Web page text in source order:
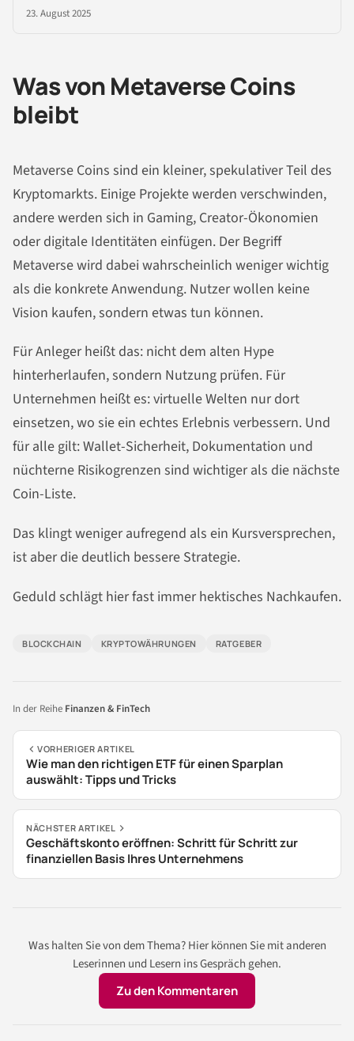
23. August 2025
Was von Metaverse Coins
bleibt
Metaverse Coins sind ein kleiner, spekulativer Teil des
Kryptomarkts. Einige Projekte werden verschwinden,
andere werden sich in Gaming, Creator-Ökonomien
oder digitale Identitäten einfügen. Der Begriff
Metaverse wird dabei wahrscheinlich weniger wichtig
als die konkrete Anwendung. Nutzer wollen keine
Vision kaufen, sondern etwas tun können.
Für Anleger heißt das: nicht dem alten Hype
hinterherlaufen, sondern Nutzung prüfen. Für
Unternehmen heißt es: virtuelle Welten nur dort
einsetzen, wo sie ein echtes Erlebnis verbessern. Und
für alle gilt: Wallet-Sicherheit, Dokumentation und
nüchterne Risikogrenzen sind wichtiger als die nächste
Coin-Liste.
Das klingt weniger aufregend als ein Kursversprechen,
ist aber die deutlich bessere Strategie.
Geduld schlägt hier fast immer hektisches Nachkaufen.
BLOCKCHAIN KRYPTOWÄHRUNGEN RATGEBER
In der Reihe Finanzen & FinTech
VORHERIGER ARTIKEL
Wie man den richtigen ETF für einen Sparplan
auswählt: Tipps und Tricks
NÄCHSTER ARTIKEL
Geschäftskonto eröffnen: Schritt für Schritt zur
finanziellen Basis Ihres Unternehmens
Was halten Sie von dem Thema? Hier können Sie mit anderen
Leserinnen und Lesern ins Gespräch gehen.
Zu den Kommentaren